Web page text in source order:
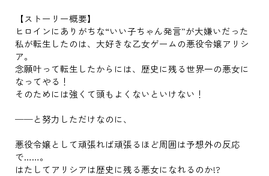
【ストーリー概要】
ヒロインにありがちな“いい子ちゃん発言”が大嫌いだった
私が転生したのは、大好きな乙女ゲームの悪役令嬢アリシ
ア。
念願叶って転生したからには、歴史に残る世界一の悪女に
なってやる！
そのためには強くて頭もよくないといけない！
──と努力しただけなのに、
悪役令嬢として頑張れば頑張るほど周囲は予想外の反応
で……。
はたしてアリシアは歴史に残る悪女になれるのか!?